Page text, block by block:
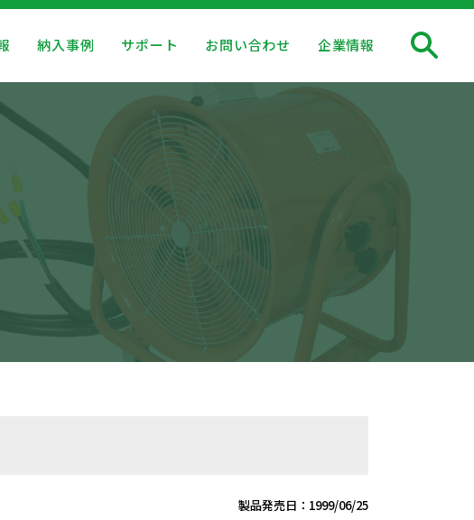
納入事例 サポート お問い合わせ 企業情報
製品発売日：1999/06/25